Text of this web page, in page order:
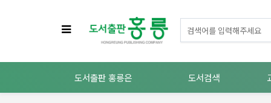
도서출판 홍릉은 도서검색